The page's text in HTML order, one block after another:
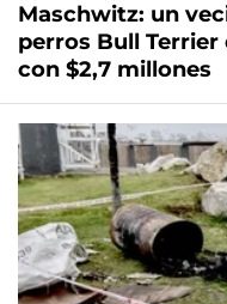
Maschwitz: un
perros Bull
con $2,7 millones